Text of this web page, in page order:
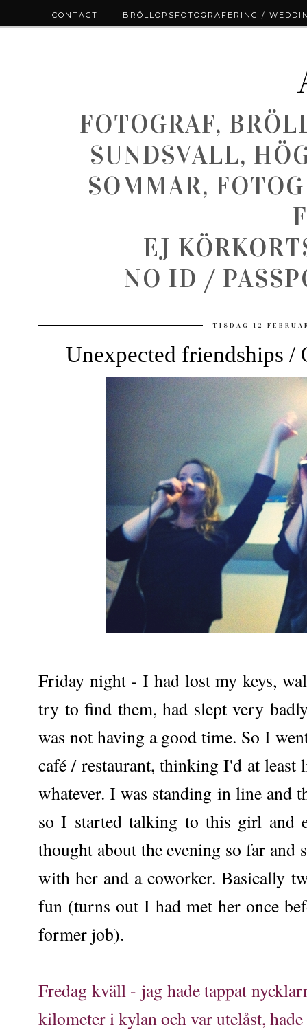
FOTOGRAF,
SUNDSVALL,
SOMMAR,
EJ
NO ID /
TISDAG 12
Unexpected friendships /
Friday night - I had lost my keys,
try to find them, had slept very
was not having a good time. So I
café / restaurant, thinking I'd at
whatever. I was standing in line and
so I started talking to this girl and
thought about the evening so far and
with her and a coworker. Basically
fun (turns out I had met her once
former job).
Fredag kväll - jag hade tappat
kilometer i kylan och var utelåst,
CONTACT BRÖLLOPSFOTOGRAFERING /